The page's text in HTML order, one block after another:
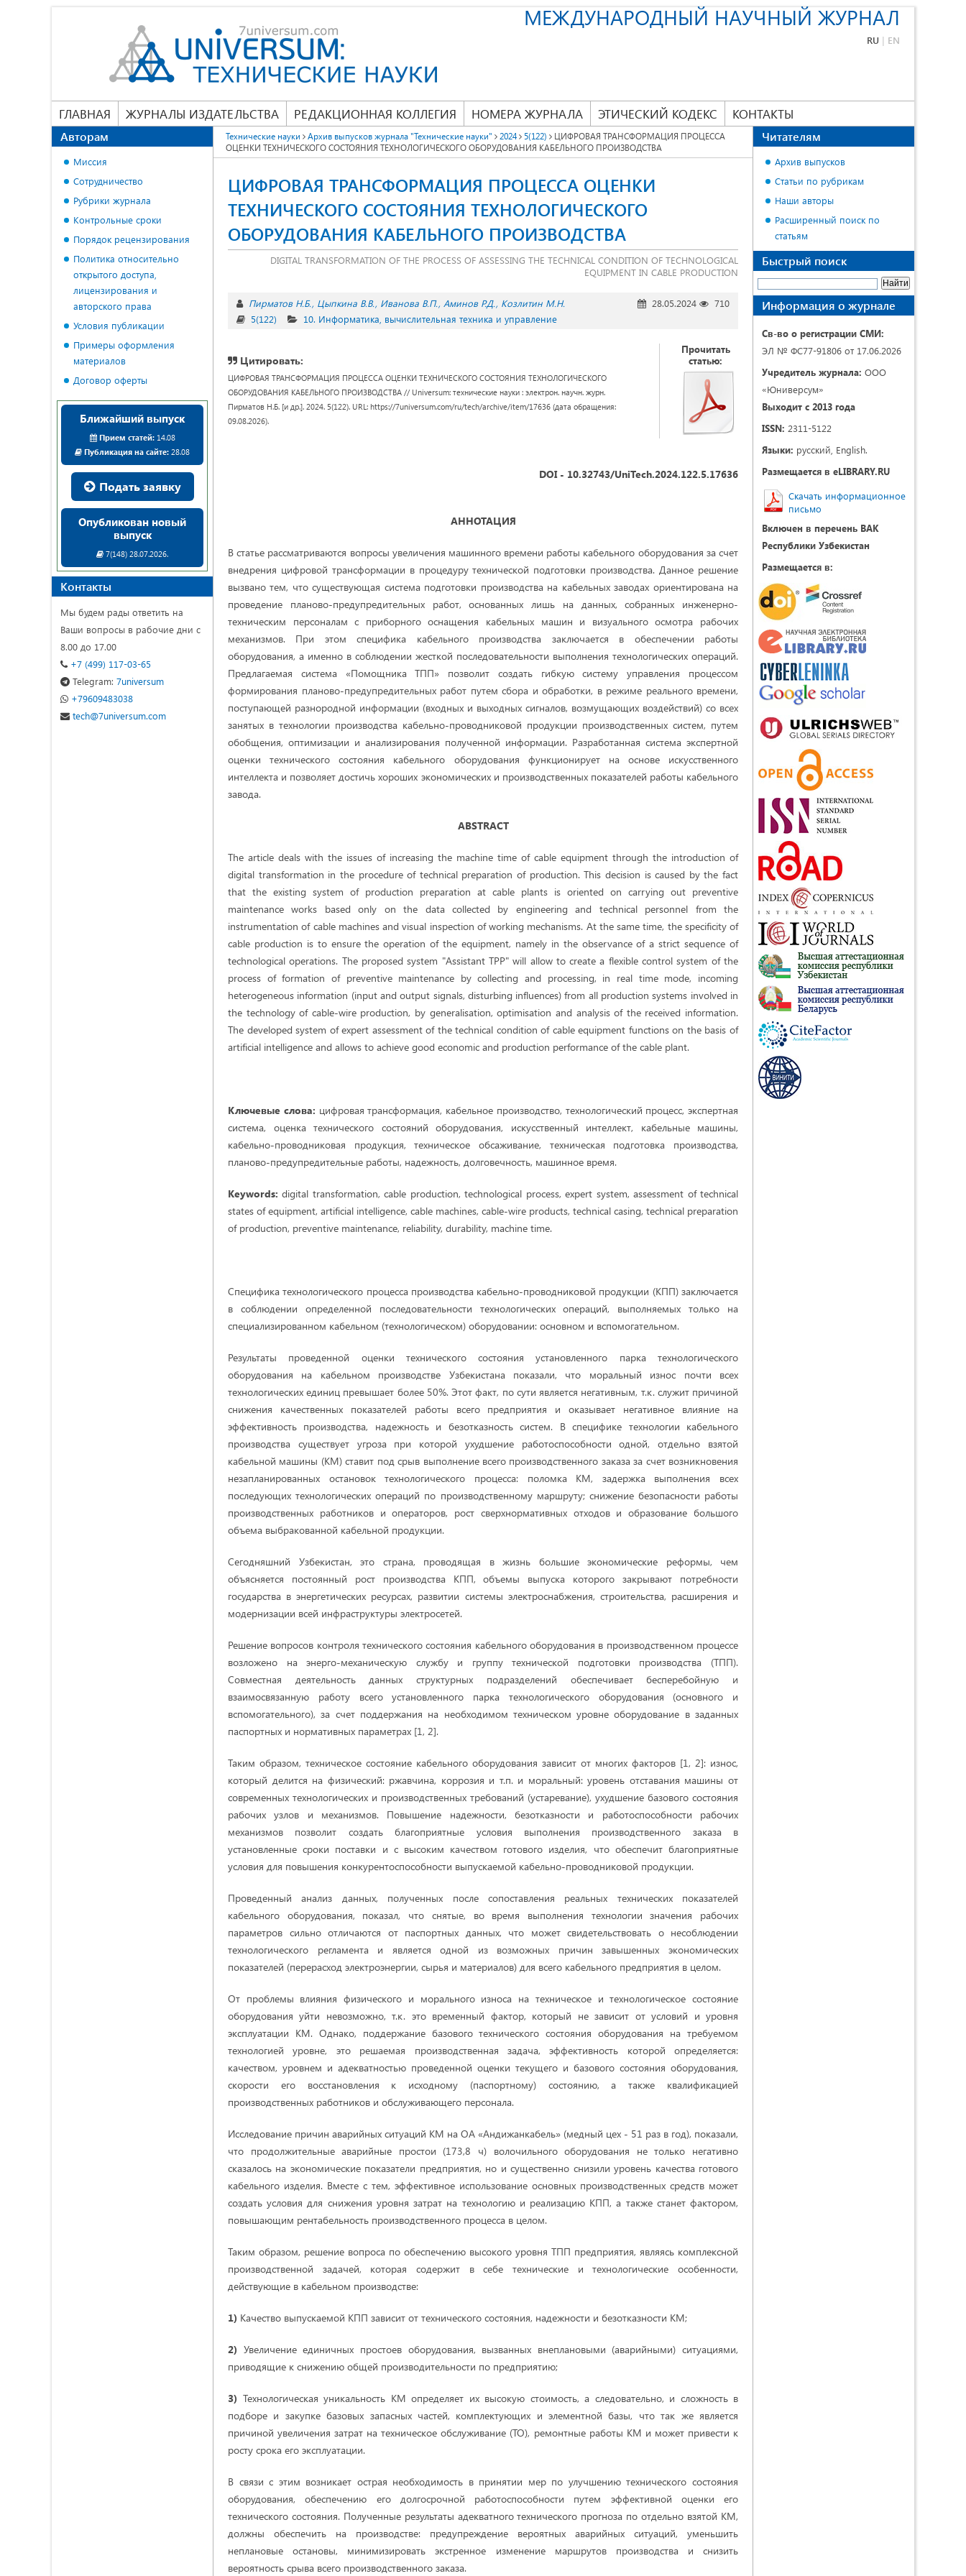
МЕЖДУНАРОДНЫЙ НАУЧНЫЙ ЖУРНАЛ
RU | EN
ГЛАВНАЯ ЖУРНАЛЫ ИЗДАТЕЛЬСТВА РЕДАКЦИОННАЯ КОЛЛЕГИЯ НОМЕРА ЖУРНАЛА ЭТИЧЕСКИЙ КОДЕКС КОНТАКТЫ
Технические науки Архив выпусков журнала "Технические науки" 2024 5(122)
ЦИФРОВАЯ ТРАНСФОРМАЦИЯ ПРОЦЕССА
ОЦЕНКИ ТЕХНИЧЕСКОГО СОСТОЯНИЯ ТЕХНОЛОГИЧЕСКОГО ОБОРУДОВАНИЯ КАБЕЛЬНОГО ПРОИЗВОДСТВА
ЦИФРОВАЯ ТРАНСФОРМАЦИЯ ПРОЦЕССА ОЦЕНКИ
ТЕХНИЧЕСКОГО СОСТОЯНИЯ ТЕХНОЛОГИЧЕСКОГО
ОБОРУДОВАНИЯ КАБЕЛЬНОГО ПРОИЗВОДСТВА
DIGITAL TRANSFORMATION OF THE PROCESS OF ASSESSING THE TECHNICAL CONDITION OF TECHNOLOGICAL
EQUIPMENT IN CABLE PRODUCTION
Пирматов Н.Б. Цыпкина В.В. Иванова В.П. Аминов Р.Д. Козлитин М.Н. 28.05.2024
710
5(122)
10. Информатика, вычислительная техника и управление
Цитировать:
ЦИФРОВАЯ ТРАНСФОРМАЦИЯ ПРОЦЕССА ОЦЕНКИ ТЕХНИЧЕСКОГО СОСТОЯНИЯ ТЕХНОЛОГИЧЕСКОГО
ОБОРУДОВАНИЯ КАБЕЛЬНОГО ПРОИЗВОДСТВА // Universum: технические науки : электрон. научн. журн.
Пирматов Н.Б. [и др.]. 2024. 5(122). URL: https://7universum.com/ru/tech/archive/item/17636 (дата обращения:
09.08.2026).
Прочитать
статью:
DOI - 10.32743/UniTech.2024.122.5.17636
АННОТАЦИЯ
В статье рассматриваются вопросы увеличения машинного времени работы кабельного оборудования за счет
внедрения цифровой трансформации в процедуру технической подготовки производства. Данное решение
вызвано тем, что существующая система подготовки производства на кабельных заводах ориентирована на
проведение планово-предупредительных работ, основанных лишь на данных, собранных инженерно-
техническим персоналам с приборного оснащения кабельных машин и визуального осмотра рабочих
механизмов. При этом специфика кабельного производства заключается в обеспечении работы
оборудования, а именно в соблюдении жесткой последовательности выполнения технологических операций.
Предлагаемая система «Помощника ТПП» позволит создать гибкую систему управления процессом
формирования планово-предупредительных работ путем сбора и обработки, в режиме реального времени,
поступающей разнородной информации (входных и выходных сигналов, возмущающих воздействий) со всех
занятых в технологии производства кабельно-проводниковой продукции производственных систем, путем
обобщения, оптимизации и анализирования полученной информации. Разработанная система экспертной
оценки технического состояния кабельного оборудования функционирует на основе искусственного
интеллекта и позволяет достичь хороших экономических и производственных показателей работы кабельного
завода.
ABSTRACT
The article deals with the issues of increasing the machine time of cable equipment through the introduction of
digital transformation in the procedure of technical preparation of production. This decision is caused by the fact
that the existing system of production preparation at cable plants is oriented on carrying out preventive
maintenance works based only on the data collected by engineering and technical personnel from the
instrumentation of cable machines and visual inspection of working mechanisms. At the same time, the specificity of
cable production is to ensure the operation of the equipment, namely in the observance of a strict sequence of
technological operations. The proposed system "Assistant TPP" will allow to create a flexible control system of the
process of formation of preventive maintenance by collecting and processing, in real time mode, incoming
heterogeneous information (input and output signals, disturbing influences) from all production systems involved in
the technology of cable-wire production, by generalisation, optimisation and analysis of the received information.
The developed system of expert assessment of the technical condition of cable equipment functions on the basis of
artificial intelligence and allows to achieve good economic and production performance of the cable plant.
Ключевые слова: цифровая трансформация, кабельное производство, технологический процесс, экспертная
система, оценка технического состояний оборудования, искусственный интеллект, кабельные машины,
кабельно-проводниковая продукция, техническое обсаживание, техническая подготовка производства,
планово-предупредительные работы, надежность, долговечность, машинное время.
Keywords:digital transformation, cable production, technological process, expert system, assessment of technical
states of equipment, artificial intelligence, cable machines, cable-wire products, technical casing, technical preparation
of production, preventive maintenance, reliability, durability, machine time.
Специфика технологического процесса производства кабельно-проводниковой продукции (КПП) заключается
в соблюдении определенной последовательности технологических операций, выполняемых только на
специализированном кабельном (технологическом) оборудовании: основном и вспомогательном.
Результаты проведенной оценки технического состояния установленного парка технологического
оборудования на кабельном производстве Узбекистана показали, что моральный износ почти всех
технологических единиц превышает более 50%. Этот факт, по сути является негативным, т.к. служит причиной
снижения качественных показателей работы всего предприятия и оказывает негативное влияние на
эффективность производства, надежность и безотказность систем. В специфике технологии кабельного
производства существует угроза при которой ухудшение работоспособности одной, отдельно взятой
кабельной машины (КМ) ставит под срыв выполнение всего производственного заказа за счет возникновения
незапланированных остановок технологического процесса: поломка КМ, задержка выполнения всех
последующих технологических операций по производственному маршруту; снижение безопасности работы
производственных работников и операторов, рост сверхнормативных отходов и образование большого
объема выбракованной кабельной продукции.
Сегодняшний Узбекистан, это страна, проводящая в жизнь большие экономические реформы, чем
объясняется постоянный рост производства КПП, объемы выпуска которого закрывают потребности
государства в энергетических ресурсах, развитии системы электроснабжения, строительства, расширения и
модернизации всей инфраструктуры электросетей.
Решение вопросов контроля технического состояния кабельного оборудования в производственном процессе
возложено на энерго-механическую службу и группу технической подготовки производства (ТПП).
Совместная деятельность данных структурных подразделений обеспечивает бесперебойную и
взаимосвязанную работу всего установленного парка технологического оборудования (основного и
вспомогательного), за счет поддержания на необходимом техническом уровне оборудование в заданных
паспортных и нормативных параметрах [1, 2].
Таким образом, техническое состояние кабельного оборудования зависит от многих факторов [1, 2]: износ,
который делится на физический: ржавчина, коррозия и т.п. и моральный: уровень отставания машины от
современных технологических и производственных требований (устаревание), ухудшение базового состояния
рабочих узлов и механизмов. Повышение надежности, безотказности и работоспособности рабочих
механизмов позволит создать благоприятные условия выполнения производственного заказа в
установленные сроки поставки и с высоким качеством готового изделия, что обеспечит благоприятные
условия для повышения конкурентоспособности выпускаемой кабельно-проводниковой продукции.
Проведенный анализ данных, полученных после сопоставления реальных технических показателей
кабельного оборудования, показал, что снятые, во время выполнения технологии значения рабочих
параметров сильно отличаются от паспортных данных, что может свидетельствовать о несоблюдении
технологического регламента и является одной из возможных причин завышенных экономических
показателей (перерасход электроэнергии, сырья и материалов) для всего кабельного предприятия в целом.
От проблемы влияния физического и морального износа на техническое и технологическое состояние
оборудования уйти невозможно, т.к. это временный фактор, который не зависит от условий и уровня
эксплуатации КМ. Однако, поддержание базового технического состояния оборудования на требуемом
технологией уровне, это решаемая производственная задача, эффективность которой определяется:
качеством, уровнем и адекватностью проведенной оценки текущего и базового состояния оборудования,
скорости его восстановления к исходному (паспортному) состоянию, а также квалификацией
производственных работников и обслуживающего персонала.
Исследование причин аварийных ситуаций КМ на ОА «Андижанкабель» (медный цех - 51 раз в год), показали,
что продолжительные аварийные простои (173,8 ч) волочильного оборудования не только негативно
сказалось на экономические показатели предприятия, но и существенно снизили уровень качества готового
кабельного изделия. Вместе с тем, эффективное использование основных производственных средств может
создать условия для снижения уровня затрат на технологию и реализацию КПП, а также станет фактором,
повышающим рентабельность производственного процесса в целом.
Таким образом, решение вопроса по обеспечению высокого уровня ТПП предприятия, являясь комплексной
производственной задачей, которая содержит в себе технические и технологические особенности,
действующие в кабельном производстве:
1) Качество выпускаемой КПП зависит от технического состояния, надежности и безотказности КМ;
2) Увеличение единичных простоев оборудования, вызванных внеплановыми (аварийными) ситуациями,
приводящие к снижению общей производительности по предприятию;
3) Технологическая уникальность КМ определяет их высокую стоимость, а следовательно, и сложность в
подборе и закупке базовых запасных частей, комплектующих и элементной базы, что так же является
причиной увеличения затрат на техническое обслуживание (ТО), ремонтные работы КМ и может привести к
росту срока его эксплуатации.
В связи с этим возникает острая необходимость в принятии мер по улучшению технического состояния
оборудования, обеспечению его долгосрочной работоспособности путем эффективной оценки его
технического состояния. Полученные результаты адекватного технического прогноза по отдельно взятой КМ,
должны обеспечить на производстве: предупреждение вероятных аварийных ситуаций, уменьшить
неплановые остановы, минимизировать экстренное изменение маршрутов производства и снизить
вероятность срыва всего производственного заказа.
Авторам
Миссия
Сотрудничество
Рубрики журнала
Контрольные сроки
Порядок рецензирования
Политика относительно
открытого доступа,
лицензирования и
авторского права
Условия публикации
Примеры оформления
материалов
Договор оферты
Ближайший выпуск
Прием статей:14.08
Публикация на сайте: 28.08
Подать заявку
Опубликован новый
выпуск
7(148) 28.07.2026.
Контакты
Мы будем рады ответить на
Ваши вопросы в рабочие дни с
8.00 до 17.00
+7 (499) 117-03-65
Telegram: 7universum
+79609483038
tech@7universum.com
Читателям
Архив выпусков
Статьи по рубрикам
Наши авторы
Расширенный поиск по
статьям
Быстрый поиск
Информация о журнале
Св-во о регистрации СМИ:
ЭЛ № ФС77-91806 от 17.06.2026
Учредитель журнала: ООО
«Юниверсум»
Выходит с 2013 года
ISSN: 2311-5122
Языки: русский, English.
Размещается в eLIBRARY.RU
Скачать информационное
письмо
Включен в перечень ВАК
Республики Узбекистан
Размещается в: